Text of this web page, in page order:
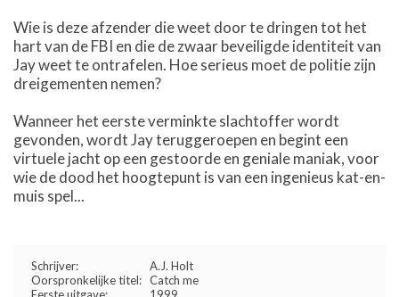
Wie is deze afzender die weet door te dringen tot het
hart van de FBI en die de zwaar beveiligde identiteit van
Jay weet te ontrafelen. Hoe serieus moet de politie zijn
dreigementen nemen?
Wanneer het eerste verminkte slachtoffer wordt
gevonden, wordt Jay teruggeroepen en begint een
virtuele jacht op een gestoorde en geniale maniak, voor
wie de dood het hoogtepunt is van een ingenieus kat-en-
muis spel...
Schrijver:
A.J. Holt
Oorspronkelijke titel: Catch me
Eerste uitgave:
1999